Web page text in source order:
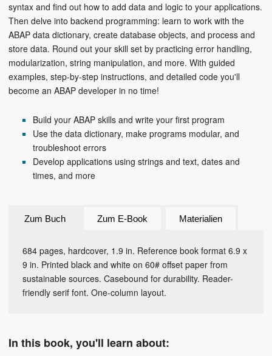
syntax and find out how to add data and logic to your applications.
Then delve into backend programming: learn to work with the
ABAP data dictionary, create database objects, and process and
store data. Round out your skill set by practicing error handling,
modularization, string manipulation, and more. With guided
examples, step-by-step instructions, and detailed code you'll
become an ABAP developer in no time!
Build your ABAP skills and write your first program
Use the data dictionary, make programs modular, and
troubleshoot errors
Develop applications using strings and text, dates and
times, and more
Zum Buch Zum E-Book Materialien
684 pages, hardcover, 1.9 in. Reference book format 6.9 x
9 in. Printed black and white on 60# offset paper from
sustainable sources. Casebound for durability. Reader-
friendly serif font. One-column layout.
In this book, you'll learn about: